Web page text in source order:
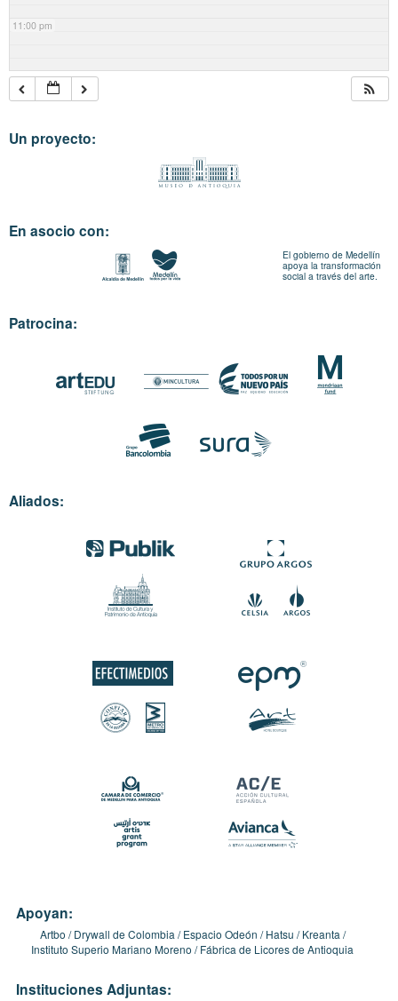
11:00 pm
Un proyecto:
En asocio con:
El gobierno de Medellín
apoya la transformación
social a través del arte.
Patrocina:
Aliados:
Apoyan:
Artbo Drywall de Colombia Espacio Odeón Hatsu
Kreanta
Instituto Superio Mariano Moreno
Fábrica de Licores de Antioquia
Instituciones Adjuntas: